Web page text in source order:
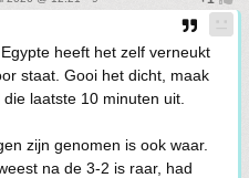
heeft het zelf verneukt
staat. Gooi het dicht, maak
laatste 10 minuten uit.
zijn genomen is ook waar.
na de 3-2 is raar, had